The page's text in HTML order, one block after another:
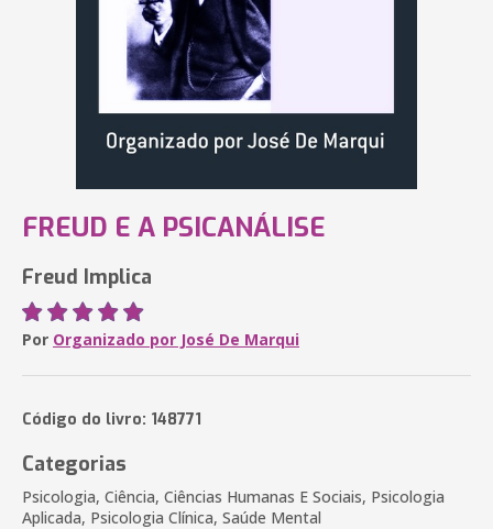
FREUD E A PSICANÁLISE
Freud Implica
Por Organizado por José De Marqui
Código do livro: 148771
Categorias
Psicologia, Ciência, Ciências Humanas E Sociais, Psicologia
Aplicada, Psicologia Clínica, Saúde Mental